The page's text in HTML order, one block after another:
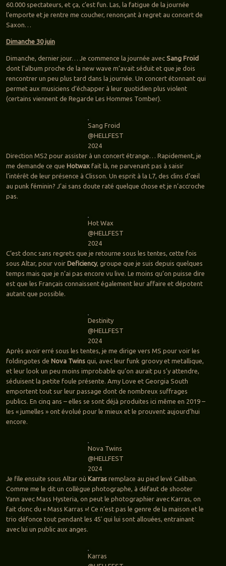
60.000 spectateurs, et ça, c’est fun. Las, la fatigue de la journée
l’emporte et je rentre me coucher, renonçant à regret au concert de
Saxon…
Dimanche 30 juin
Dimanche, dernier jour… Je commence la journée avec Sang Froid
dont l’album proche de la new wave m’avait séduit et que je dois
rencontrer un peu plus tard dans la journée. Un concert étonnant qui
permet aux musiciens d’échapper à leur quotidien plus violent
(certains viennent de Regarde Les Hommes Tomber).
Sang Froid
@HELLFEST
2024
Direction MS2 pour assister à un concert étrange… Rapidement, je
me demande ce que Hotwax fait là, ne parvenant pas à saisir
l’intérêt de leur présence à Clisson. Un esprit à la L7, des clins d’œil
au punk féminin? J’ai sans doute raté quelque chose et je n’accroche
pas.
Hot Wax
@HELLFEST
2024
C’est donc sans regrets que je retourne sous les tentes, cette fois
sous Altar, pour voir Deficiency, groupe que je suis depuis quelques
temps mais que je n’ai pas encore vu live. Le moins qu’on puisse dire
est que les Français connaissent également leur affaire et dépotent
autant que possible.
Destinity
@HELLFEST
2024
Après avoir erré sous les tentes, je me dirige vers MS pour voir les
foldingotes de Nova Twinsqui, avec leur funk groovy et metallique,
et leur look un peu moins improbable qu’on aurait pu s’y attendre,
séduisent la petite foule présente. Amy Love et Georgia South
emportent tout sur leur passage dont de nombreux suffrages
publics. En cinq ans – elles se sont déjà produites ici même en 2019 –
les « jumelles » ont évolué pour le mieux et le prouvent aujourd’hui
encore.
Nova Twins
@HELLFEST
2024
Je file ensuite sous Altar où Karras remplace au pied levé Caliban.
Comme me le dit un collègue photographe, à défaut de shooter
Yann avec Mass Hysteria, on peut le photographier avec Karras, on
fait donc du « Mass Karras »! Ce n’est pas le genre de la maison et le
trio défonce tout pendant les 45′ qui lui sont allouées, entrainant
avec lui un public aux anges.
Karras